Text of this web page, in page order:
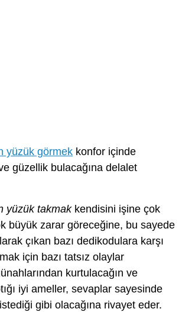
yüzük görmek konfor içinde
güzellik bulacağına delalet
yüzük takmakkendisini işine çok
büyük zarar göreceğine, bu sayede
çıkan bazı dedikodulara karşı
için bazı tatsız olaylar
kurtulacağın ve
iyi ameller, sevaplar sayesinde
gibi olacağına rivayet eder.